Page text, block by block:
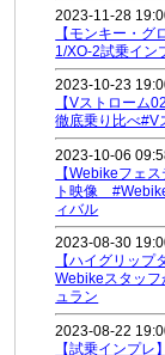
2023-11-28
【モンキー・グ
1/XO-2試乗イン
2023-10-23
【Vストローム
徹底乗り比べ#V
2023-10-06
【Webikeフェ
ト映像
ィバル
2023-08-30
【ハイグリップ
Webikeスタッフ
ュラン
2023-08-22
【試乗インプ